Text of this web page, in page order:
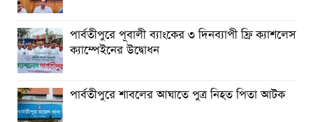
পার্বতীপুরে পূবালী ব্যাংকের ৩ দিনব্যাপী ফ্রি ক্যাশলেস
ক্যাম্পেইনের উদ্বোধন
পার্বতীপুরে শাবলের আঘাতে পুত্র নিহত পিতা আটক